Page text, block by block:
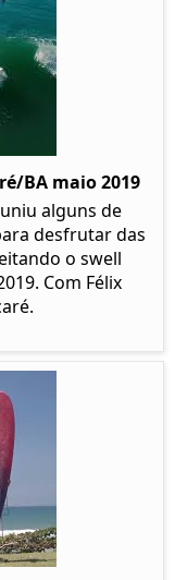
BA maio 2019
alguns de
desfrutar das
o swell
Com Félix